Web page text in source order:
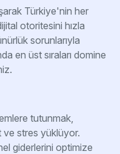
Türkiye'nin her
otoritesini hızla
sorunlarıyla
en üst sıraları domine
tutunmak,
ve stres yüklüyor.
giderlerini optimize